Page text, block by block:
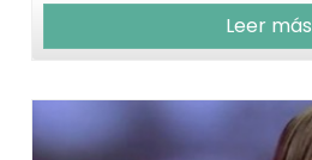
Leer más